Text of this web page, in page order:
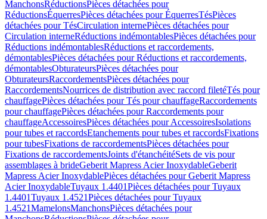
ManchonsRéductionsPièces détachées pour
RéductionsÉquerresPièces détachées pour ÉquerresTésPièces
détachées pour TésCirculation internePièces détachées pour
Circulation interneRéductions indémontablesPièces détachées pour
Réductions indémontablesRéductions et raccordements,
démontablesPièces détachées pour Réductions et raccordements,
démontablesObturateursPièces détachées pour
ObturateursRaccordementsPièces détachées pour
RaccordementsNourrices de distribution avec raccord filetéTés pour
chauffagePièces détachées pour Tés pour chauffageRaccordements
pour chauffagePièces détachées pour Raccordements pour
chauffageAccessoiresPièces détachées pour AccessoiresIsolations
pour tubes et raccordsEtanchements pour tubes et raccordsFixations
pour tubesFixations de raccordementsPièces détachées pour
Fixations de raccordementsJoints d'étanchéitéSets de vis pour
assemblages à brideGeberit Mapress Acier InoxydableGeberit
Mapress Acier InoxydablePièces détachées pour Geberit Mapress
Acier InoxydableTuyaux 1.4401Pièces détachées pour Tuyaux
1.4401Tuyaux 1.4521Pièces détachées pour Tuyaux
1.4521MamelonsManchonsPièces détachées pour